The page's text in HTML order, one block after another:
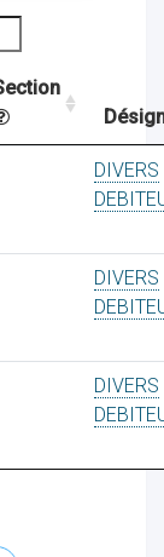
DIVERS
DIVERS
DIVERS